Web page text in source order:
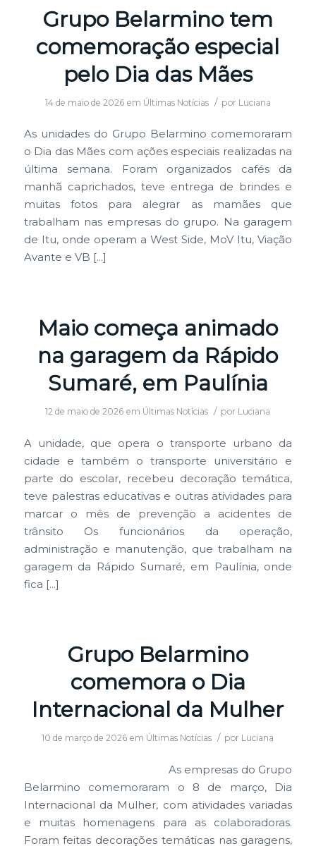
Grupo Belarmino tem
comemoração especial
pelo Dia das Mães
14 de maio de 2026 em Últimas Notícias / por Luciana
As unidades do Grupo Belarmino comemoraram
o Dia das Mães com ações especiais realizadas na
última semana. Foram organizados cafés da
manhã caprichados, teve entrega de brindes e
muitas fotos para alegrar as mamães que
trabalham nas empresas do grupo. Na garagem
de Itu, onde operam a West Side, MoV Itu, Viação
Avante e VB […]
Maio começa animado
na garagem da Rápido
Sumaré, em Paulínia
12 de maio de 2026 em Últimas Notícias / por Luciana
A unidade, que opera o transporte urbano da
cidade e também o transporte universitário e
parte do escolar, recebeu decoração temática,
teve palestras educativas e outras atividades para
marcar o mês de prevenção a acidentes de
trânsito Os funcionários da operação,
administração e manutenção, que trabalham na
garagem da Rápido Sumaré, em Paulínia, onde
fica […]
Grupo Belarmino
comemora o Dia
Internacional da Mulher
10 de março de 2026 em Últimas Notícias / por Luciana
As empresas do Grupo
Belarmino comemoraram o 8 de março, Dia
Internacional da Mulher, com atividades variadas
e muitas homenagens para as colaboradoras.
Foram feitas decorações temáticas nas garagens,